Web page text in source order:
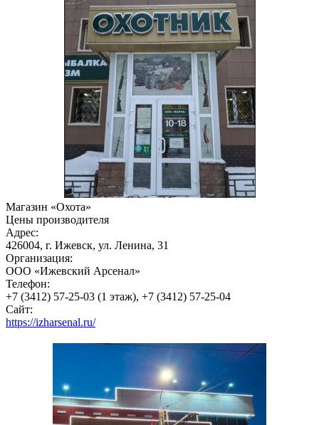
Магазин «Охота»
Цены производителя
Адрес:
426004, г. Ижевск, ул. Ленина, 31
Организация:
ООО «Ижевский Арсенал»
Телефон:
+7 (3412) 57-25-03 (1 этаж), +7 (3412) 57-25-04
Сайт:
https://izharsenal.ru/